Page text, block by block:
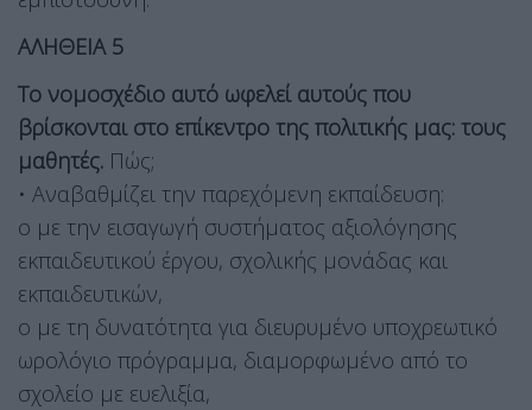
ΑΛΗΘΕΙΑ 5
Το νομοσχέδιο αυτό ωφελεί αυτούς που
βρίσκονται στο επίκεντρο της πολιτικής μας: τους
μαθητές. Πώς;
• Αναβαθμίζει την παρεχόμενη εκπαίδευση:
o με την εισαγωγή συστήματος αξιολόγησης
εκπαιδευτικού έργου, σχολικής μονάδας και
εκπαιδευτικών,
o με τη δυνατότητα για διευρυμένο υποχρεωτικό
ωρολόγιο πρόγραμμα, διαμορφωμένο από το
σχολείο με ευελιξία,